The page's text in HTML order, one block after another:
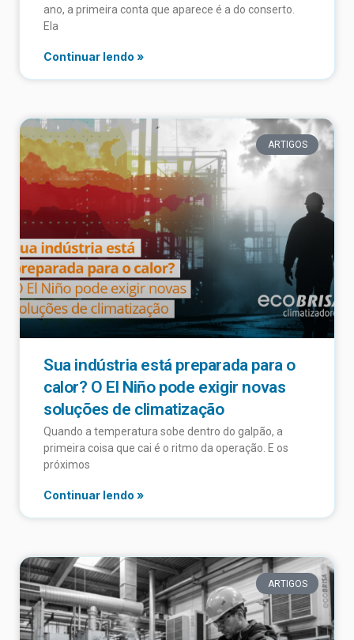
ano, a primeira conta que aparece é a do conserto.
Ela
Continuar lendo »
ARTIGOS
Sua indústria está preparada para o
calor? O El Niño pode exigir novas
soluções de climatização
Quando a temperatura sobe dentro do galpão, a
primeira coisa que cai é o ritmo da operação. E os
próximos
Continuar lendo »
ARTIGOS